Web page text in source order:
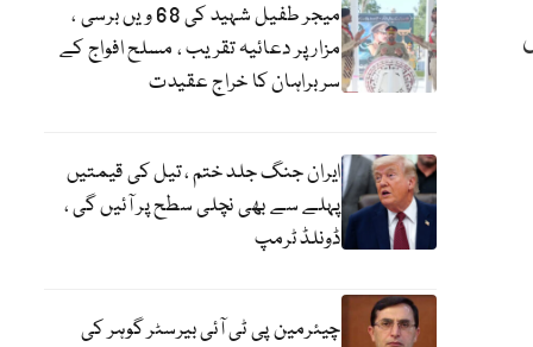
میجر طفیل شہید کی 68 ویں برسی ،
مزار پر دعائیہ تقریب ، مسلح افواج کے
سربراہان کا خراج عقیدت
ایران جنگ جلد ختم ، تیل کی قیمتیں
پہلے سے بھی نچلی سطح پر آئیں گی ،
ڈونلڈ ٹرمپ
چیئرمین پی ٹی آئی بیرسٹر گوہر کی